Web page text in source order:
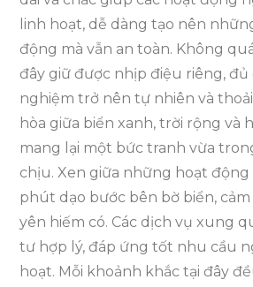
linh hoạt, dễ dàng tạo nên
động mà vẫn an toàn. Không
đây giữ được nhịp điệu riêng, đủ
nghiệm trở nên tự nhiên và thoải
hòa giữa biển xanh, trời rộng và
mang lại một bức tranh vừa
chịu. Xen giữa những hoạt động
phút dạo bước bên bờ biển,
yên hiếm có. Các dịch vụ xung
tư hợp lý, đáp ứng tốt nhu cầu
hoạt. Mỗi khoảnh khắc tại đây